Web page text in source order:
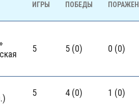
ИГРЫ ПОБЕДЫ
5 5 (0) 0 (0)
5 4 (0) 1 (0)